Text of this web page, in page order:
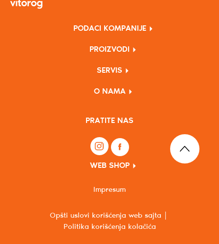
PODACI KOMPANIJE
PROIZVODI
SERVIS
O NAMA
PRATITE NAS
WEB SHOP
Opšti uslovi korišćenja web sajta
Politika korišćenja kolačića
Impresum